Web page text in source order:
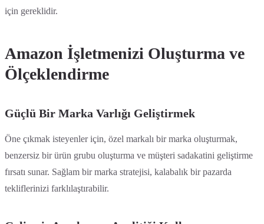
için gereklidir.
Amazon İşletmenizi Oluşturma ve
Ölçeklendirme
Güçlü Bir Marka Varlığı Geliştirmek
Öne çıkmak isteyenler için, özel markalı bir marka oluşturmak,
benzersiz bir ürün grubu oluşturma ve müşteri sadakatini geliştirme
fırsatı sunar. Sağlam bir marka stratejisi, kalabalık bir pazarda
tekliflerinizi farklılaştırabilir.